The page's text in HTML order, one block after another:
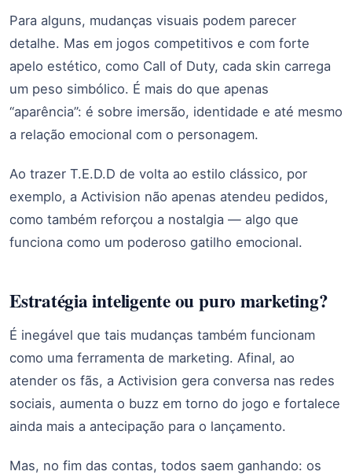
Para alguns, mudanças visuais podem parecer
detalhe. Mas em jogos competitivos e com forte
apelo estético, como Call of Duty, cada skin carrega
um peso simbólico. É mais do que apenas
“aparência”: é sobre imersão, identidade e até mesmo
a relação emocional com o personagem.
Ao trazer T.E.D.D de volta ao estilo clássico, por
exemplo, a Activision não apenas atendeu pedidos,
como também reforçou a nostalgia — algo que
funciona como um poderoso gatilho emocional.
Estratégia inteligente ou puro marketing?
É inegável que tais mudanças também funcionam
como uma ferramenta de marketing. Afinal, ao
atender os fãs, a Activision gera conversa nas redes
sociais, aumenta o buzz em torno do jogo e fortalece
ainda mais a antecipação para o lançamento.
Mas, no fim das contas, todos saem ganhando: os